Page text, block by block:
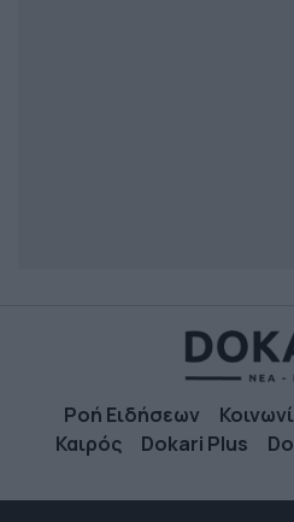
Ροή Ειδήσεων
Καιρός
Dokari Plus